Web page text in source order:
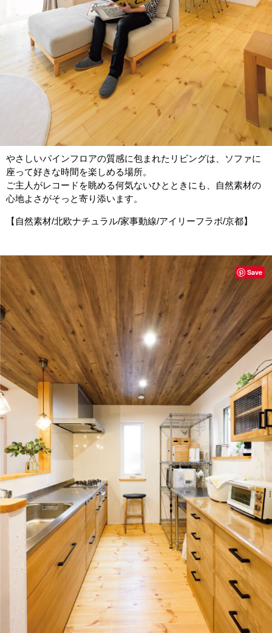
やさしいパインフロアの質感に包まれたリビングは、ソファに
座って好きな時間を楽しめる場所。
ご主人がレコードを眺める何気ないひとときにも、自然素材の
心地よさがそっと寄り添います。
【自然素材/北欧ナチュラル/家事動線/アイリーフラボ/京都】
Save